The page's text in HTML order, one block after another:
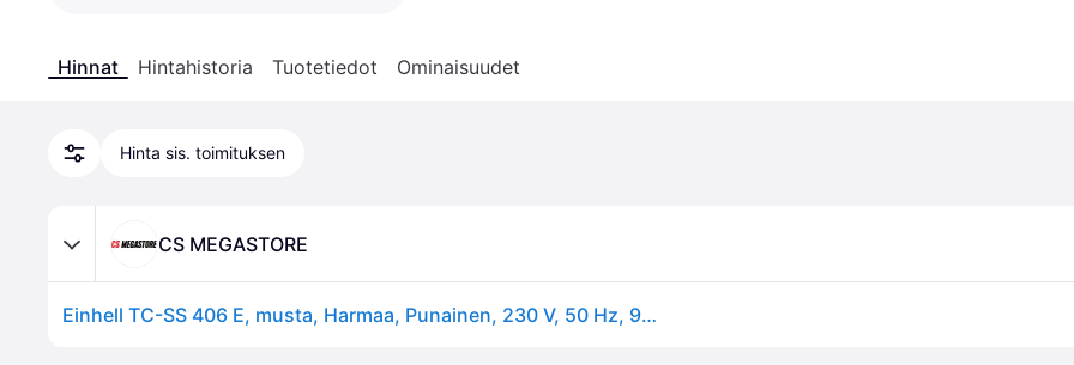
Hinnat Hintahistoria Tuotetiedot Ominaisuudet
Hinta sis. toimituksen
CS MEGASTORE
Einhell TC-SS 406 E, musta, Harmaa, Punainen, 230 V, 50 Hz, 9,3 kg